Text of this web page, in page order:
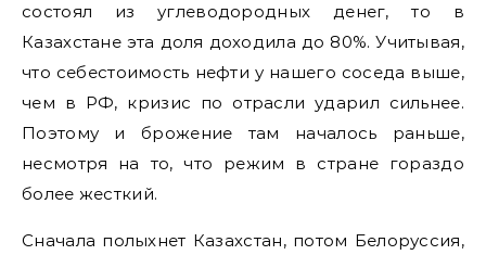
состоял из углеводородных денег, то в
Казахстане эта доля доходила до 80%. Учитывая,
что себестоимость нефти у нашего соседа выше,
чем в РФ, кризис по отрасли ударил сильнее.
Поэтому и брожение там началось раньше,
несмотря на то, что режим в стране гораздо
более жесткий.
Сначала полыхнет Казахстан, потом Белоруссия,